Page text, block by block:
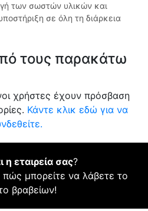
των σωστών υλικών και
σε όλη τη διάρκεια
τους παρακάτω
χρήστες έχουν πρόσβαση
Κάντε κλικ εδώ για να
η εταιρεία σας?
πώς μπορείτε να λάβετε το
βραβείων!